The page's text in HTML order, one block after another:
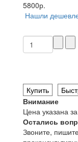
5800р.
Нашли
Купить
Внимание
Цена указана
Остались
Звоните,